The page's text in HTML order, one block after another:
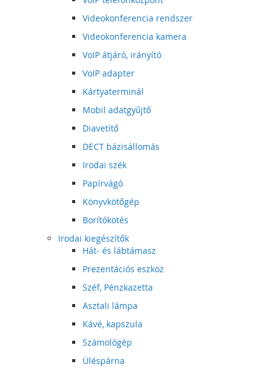
Videokonferencia rendszer
Videokonferencia kamera
VoIP átjáró, irányító
VoIP adapter
Kártyaterminál
Mobil adatgyűjtő
Diavetítő
DECT bázisállomás
Irodai szék
Papírvágó
Könyvkötőgép
Borítókötés
Irodai kiegészítők
Hát- és lábtámasz
Prezentációs eszköz
Széf, Pénzkazetta
Asztali lámpa
Kávé, kapszula
Számológép
Üléspárna